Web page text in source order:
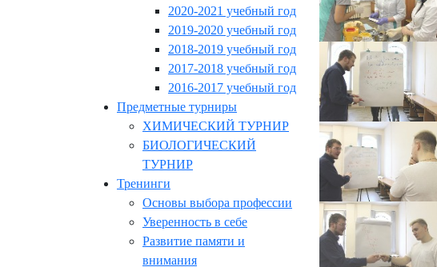
2020-2021 учебный год
2019-2020 учебный год
2018-2019 учебный год
2017-2018 учебный год
2016-2017 учебный год
Предметные турниры
ХИМИЧЕСКИЙ ТУРНИР
БИОЛОГИЧЕСКИЙ
ТУРНИР
Тренинги
Основы выбора профессии
Уверенность в себе
Развитие памяти и
внимания